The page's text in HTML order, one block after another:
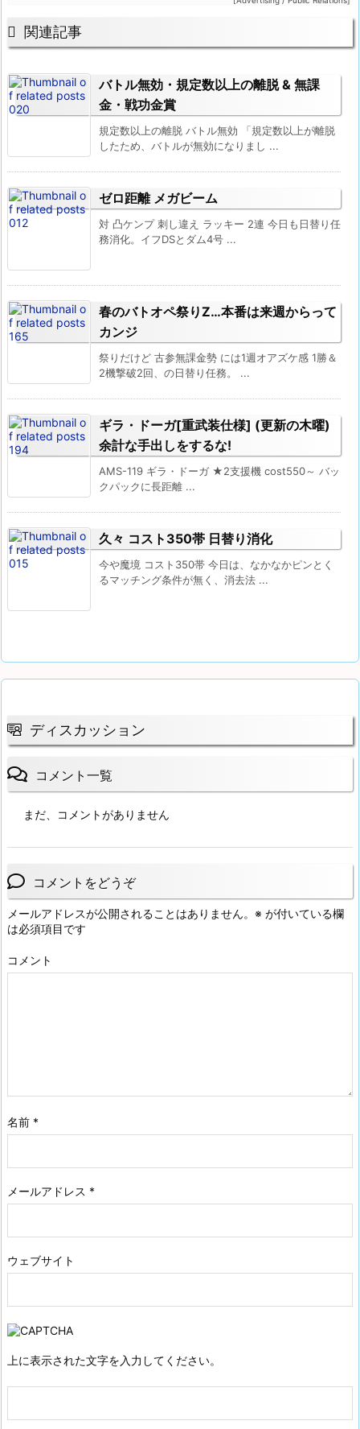
 関連記事
バトル無効・規定数以上の離脱 & 無課
金・戦功金賞
規定数以上の離脱 バトル無効 「規定数以上が離脱
したため、バトルが無効になりまし ...
ゼロ距離 メガビーム
対 凸ケンプ 刺し違え ラッキー 2連 今日も日替り任
務消化。イフDSとダム4号 ...
春のバトオペ祭りZ…本番は来週からって
カンジ
祭りだけど 古参無課金勢 には1週オアズケ感 1勝＆
2機撃破2回、の日替り任務。 ...
ギラ・ドーガ[重武装仕様] (更新の木曜)
余計な手出しをするな!
AMS-119 ギラ・ドーガ ★2支援機 cost550～ バッ
クパックに長距離 ...
久々 コスト350帯 日替り消化
今や魔境 コスト350帯 今日は、なかなかピンとく
るマッチング条件が無く、消去法 ...
ディスカッション
コメント一覧
まだ、コメントがありません
コメントをどうぞ
メールアドレスが公開されることはありません。 ※ が付いている欄
は必須項目です
コメント
名前 *
メールアドレス *
ウェブサイト
上に表示された文字を入力してください。